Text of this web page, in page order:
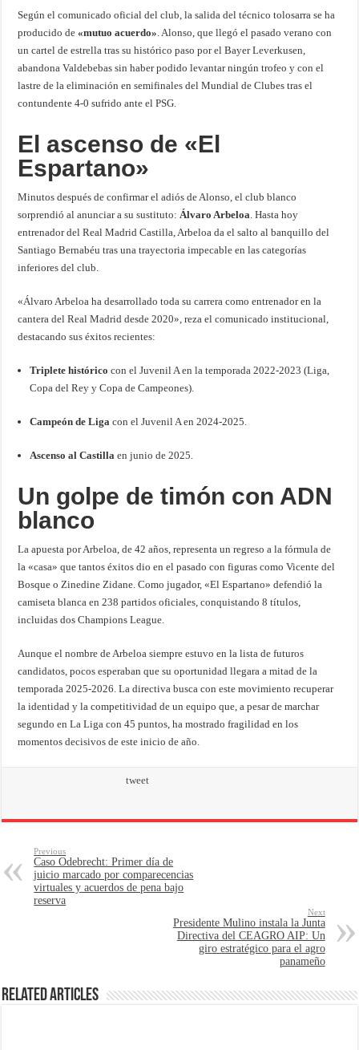
Según el comunicado oficial del club, la salida del técnico tolosarra se ha
producido de«mutuo acuerdo». Alonso, que llegó el pasado verano con
un cartel de estrella tras su histórico paso por el Bayer Leverkusen,
abandona Valdebebas sin haber podido levantar ningún trofeo y con el
lastre de la eliminación en semifinales del Mundial de Clubes tras el
contundente 4-0 sufrido ante el PSG.
El ascenso de «El
Espartano»
Minutos después de confirmar el adiós de Alonso, el club blanco
sorprendió al anunciar a su sustituto:Álvaro Arbeloa. Hasta hoy
entrenador del Real Madrid Castilla, Arbeloa da el salto al banquillo del
Santiago Bernabéu tras una trayectoria impecable en las categorías
inferiores del club.
«Álvaro Arbeloa ha desarrollado toda su carrera como entrenador en la
cantera del Real Madrid desde 2020», reza el comunicado institucional,
destacando sus éxitos recientes:
Triplete histórico con el Juvenil A en la temporada 2022-2023 (Liga,
Copa del Rey y Copa de Campeones).
Campeón de Liga con el Juvenil A en 2024-2025.
Ascenso al Castilla en junio de 2025.
Un golpe de timón con ADN
blanco
La apuesta por Arbeloa, de 42 años, representa un regreso a la fórmula de
la «casa» que tantos éxitos dio en el pasado con figuras como Vicente del
Bosque o Zinedine Zidane. Como jugador, «El Espartano» defendió la
camiseta blanca en 238 partidos oficiales, conquistando 8 títulos,
incluidas dos Champions League.
Aunque el nombre de Arbeloa siempre estuvo en la lista de futuros
candidatos, pocos esperaban que su oportunidad llegara a mitad de la
temporada 2025-2026. La directiva busca con este movimiento recuperar
la identidad y la competitividad de un equipo que, a pesar de marchar
segundo en La Liga con 45 puntos, ha mostrado fragilidad en los
momentos decisivos de este inicio de año.
tweet
Previous
Caso Odebrecht: Primer día de
juicio marcado por comparecencias
virtuales y acuerdos de pena bajo
reserva
Next
Presidente Mulino instala la Junta
Directiva del CEAGRO AIP: Un
giro estratégico para el agro
panameño
Related Articles